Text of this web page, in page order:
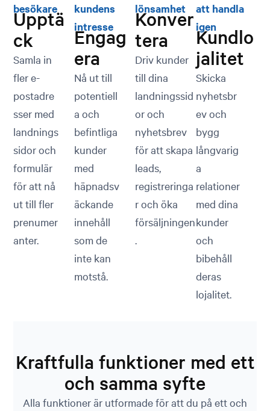
besökare
Upptä
ck
Samla in
fler e-
postadre
sser med
landnings
sidor och
formulär
för att nå
ut till fler
prenumer
anter.
kundens
intresse
Engag
era
Nå ut till
potentiell
a och
befintliga
kunder
med
häpnadsv
äckande
innehåll
som de
inte kan
motstå.
lönsamhet
Konver
tera
Driv kunder
till dina
landningssid
or och
nyhetsbrev
för att skapa
leads,
registreringa
r och öka
försäljningen
.
att handla
igen
Kundlo
jalitet
Skicka
nyhetsbr
ev och
bygg
långvarig
a
relationer
med dina
kunder
och
bibehåll
deras
lojalitet.
Kraftfulla funktioner med ett
och samma syfte
Alla funktioner är utformade för att du på ett och